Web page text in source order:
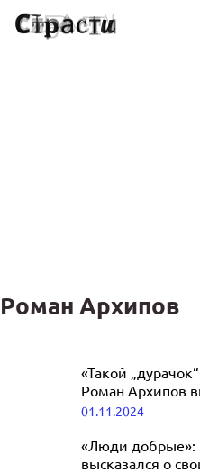
Роман Архипов
«Рассказывал, как
Роман Попов
вылечился от рака
«Такой
Роман Архипов
Шаляпина и
01.11.2024
«Люди добрые»:
высказался о